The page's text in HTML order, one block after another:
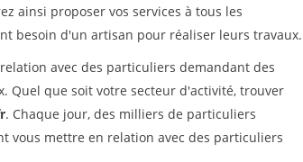
ainsi proposer vos services à tous les
besoin d'un artisan pour réaliser leurs travaux.
avec des particuliers demandant des
Quel que soit votre secteur d'activité, trouver
. Chaque jour, des milliers de particuliers
vous mettre en relation avec des particuliers